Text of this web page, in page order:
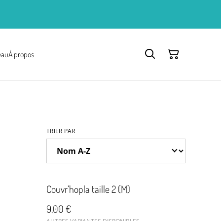
À propos
TRIER PAR
Couvr’hopla taille 2 (M)
9,00 €